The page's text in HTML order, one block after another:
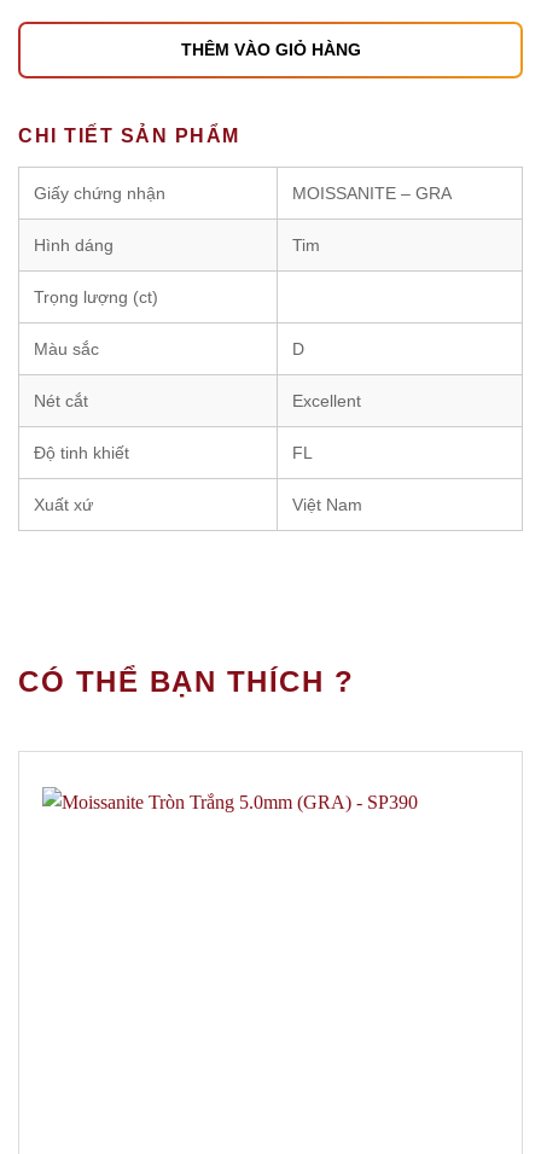
THÊM VÀO GIỎ HÀNG
CHI TIẾT SẢN PHẨM
Giấy chứng nhận MOISSANITE – GRA
Hình dáng Tim
Trọng lượng (ct)
Màu sắc D
Nét cắt Excellent
Độ tinh khiết FL
Xuất xứ Việt Nam
CÓ THỂ BẠN THÍCH ?